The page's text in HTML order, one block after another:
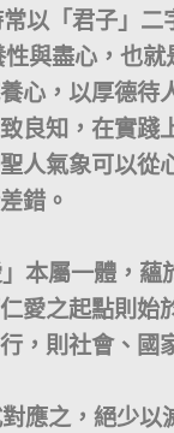
以「君子」二
與盡心，也
心，以厚德待
良知，在實踐
人氣象可以從
錯。
屬一體，蘊
愛之起點則始
，則社會、國
之，絕少以